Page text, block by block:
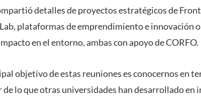
detalles de proyectos estratégicos de
plataformas de emprendimiento e innovación
en el entorno, ambas con apoyo de CORFO.
objetivo de estas reuniones es conocernos en
de lo que otras universidades han desarrollado en